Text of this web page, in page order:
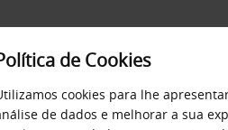
SERVIÇOS EMPRESAS
de Cookies
cookies para lhe
de dados e melhorar a sua